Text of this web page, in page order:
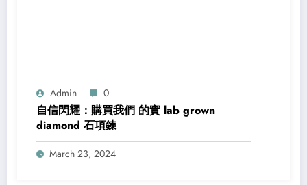
Admin 0
自信閃耀：購買我們 的實 lab grown
diamond 石項鍊
March 23, 2024